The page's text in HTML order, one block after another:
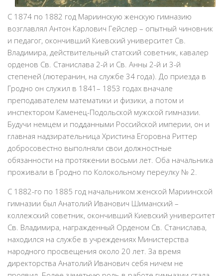
С 1874 по 1882 год Мариинскую женскую гимназию
возглавлял Антон Карлович Гейслер – опытный чиновник
и педагог, окончивший Киевский университет Св.
Владимира, действительный статский советник, кавалер
орденов Св. Станислава 2-й и Св. Анны 2-й и 3-й
степеней (лютеранин, на службе 34 года). До приезда в
Гродно он служил в 1841– 1853 годах вначале
преподавателем математики и физики, а потом и
инспектором Каменец-Подольской мужской гимназии.
Будучи немцем и подданными Российской империи, он и
главная надзирательница Христина Егоровна Риттер
добросовестно выполняли свои должностные
обязанности на протяжении восьми лет. Оба начальника
проживали в Гродно по Колокольному переулку № 2.
С 1882-го по 1885 год начальником женской Мариинской
гимназии был Анатолий Иванович Шиманский –
коллежский советник, окончивший Киевский университет
Св. Владимира, награжденный Орденом Св. Станислава,
находился на службе в учреждениях Министерства
народного просвещения около 20 лет. За время
директорства Анатолий Иванович себя ничем не